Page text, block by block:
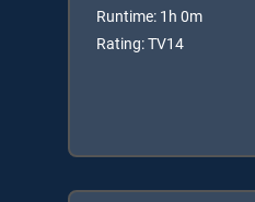
Runtime: 1h 0m
Rating: TV14